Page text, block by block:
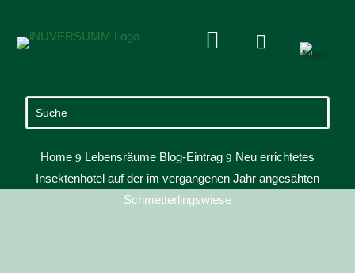
 
Home 9 Lebensräume Blog-Eintrag 9 Neu errichtetes
Insektenhotel auf der im vergangenen Jahr angesähten
Schmetterlingswiese